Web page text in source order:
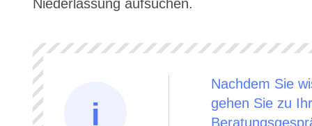
Niederlassung aufsuchen.
Nachdem Sie
gehen Sie zu